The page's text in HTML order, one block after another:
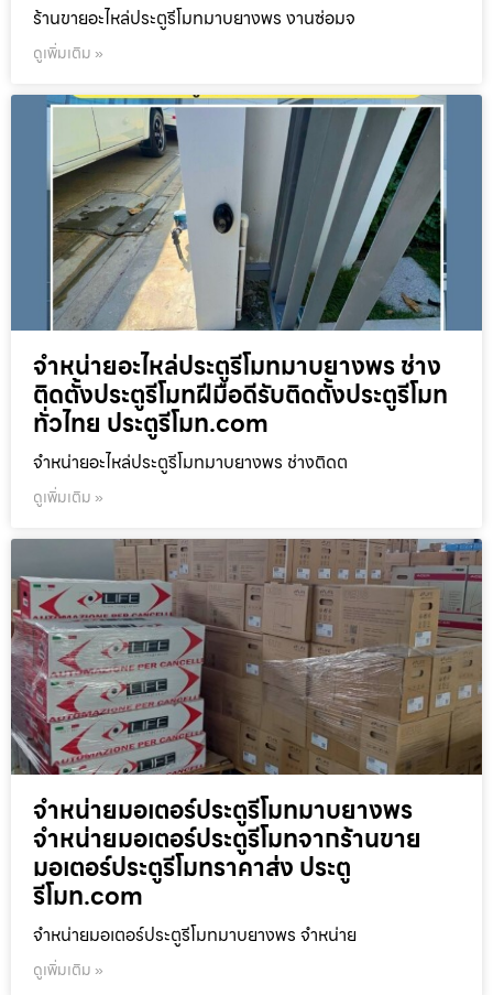
ร้านขายอะไหล่ประตูรีโมทมาบยางพร งานซ่อมจ
ดูเพิ่มเติม »
จำหน่ายอะไหล่ประตูรีโมทมาบยางพร ช่าง
ติดตั้งประตูรีโมทฝีมือดีรับติดตั้งประตูรีโมท
ทั่วไทย ประตูรีโมท.com
จำหน่ายอะไหล่ประตูรีโมทมาบยางพร ช่างติดต
ดูเพิ่มเติม »
จำหน่ายมอเตอร์ประตูรีโมทมาบยางพร
จำหน่ายมอเตอร์ประตูรีโมทจากร้านขาย
มอเตอร์ประตูรีโมทราคาส่ง ประตู
รีโมท.com
จำหน่ายมอเตอร์ประตูรีโมทมาบยางพร จำหน่าย
ดูเพิ่มเติม »